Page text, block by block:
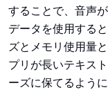
することで、音声
データを使用する
ズとメモリ使用量
プリが長いテキス
ーズに保てるよう